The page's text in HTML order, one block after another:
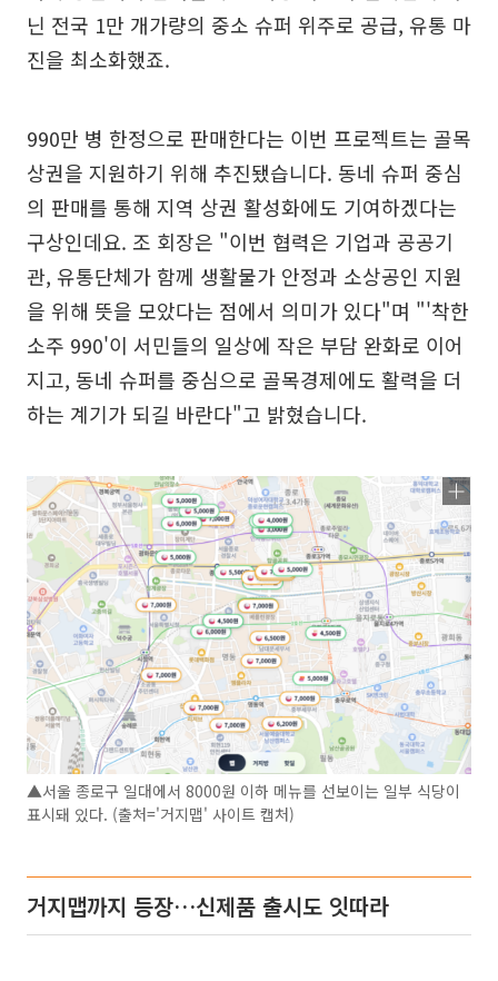
닌 전국 1만 개가량의 중소 슈퍼 위주로 공급, 유통 마
진을 최소화했죠.
990만 병 한정으로 판매한다는 이번 프로젝트는 골목
상권을 지원하기 위해 추진됐습니다. 동네 슈퍼 중심
의 판매를 통해 지역 상권 활성화에도 기여하겠다는
구상인데요. 조 회장은 "이번 협력은 기업과 공공기
관, 유통단체가 함께 생활물가 안정과 소상공인 지원
을 위해 뜻을 모았다는 점에서 의미가 있다"며 "'착한
소주 990'이 서민들의 일상에 작은 부담 완화로 이어
지고, 동네 슈퍼를 중심으로 골목경제에도 활력을 더
하는 계기가 되길 바란다"고 밝혔습니다.
▲서울 종로구 일대에서 8000원 이하 메뉴를 선보이는 일부 식당이
표시돼 있다. (출처='거지맵' 사이트 캡처)
거지맵까지 등장…신제품 출시도 잇따라